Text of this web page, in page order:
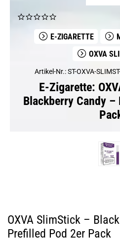
E-ZIGARETTE
OXVA
Artikel-Nr.: ST-OXVA-
E-Zigarette:
Blackberry Candy
OXVA SlimStick –
Prefilled Pod 2er Pack